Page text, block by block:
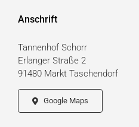
Anschrift
Tannenhof Schorr
Erlanger Straße 2
91480 Markt Taschendorf
Google Maps